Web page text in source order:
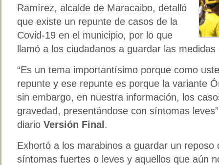
Ramírez, alcalde de Maracaibo, detalló
que existe un repunte de casos de la
Covid-19 en el municipio, por lo que
llamó a los ciudadanos a guardar las
“Es un tema importantísimo porque como
repunte y ese repunte es porque la variante
sin embargo, en nuestra información, los
gravedad, presentándose con síntomas
diario Versión Final.
Exhortó a los marabinos a guardar un
síntomas fuertes o leves y aquellos que aún